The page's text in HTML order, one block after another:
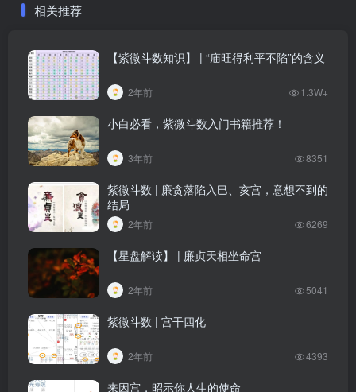
相关推荐
【紫微斗数知识】 | “庙旺得利平不陷”的含义
2年前 1.3W+
小白必看，紫微斗数入门书籍推荐！
3年前 8351
紫微斗数 | 廉贪落陷入巳、亥宫，意想不到的
结局
2年前 6269
【星盘解读】 | 廉贞天相坐命宫
2年前 5041
紫微斗数 | 宫干四化
2年前 4393
来因宫，昭示你人生的使命